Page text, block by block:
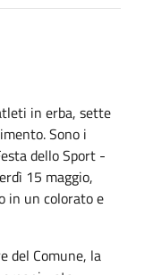
in erba, sette
Sono i
dello Sport -
15 maggio,
in un colorato e
del Comune, la